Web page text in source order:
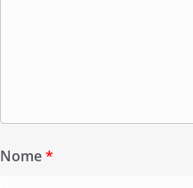
Nome*